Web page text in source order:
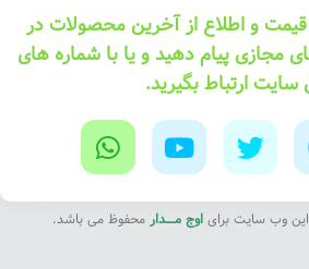
و اطلاع از آخرین محصولات در
مجازی پیام دهید و یا با شماره های
ارتباط بگیرید.
وب سایت برای اوج مــــدار محفوظ می باشد.